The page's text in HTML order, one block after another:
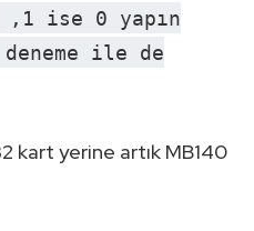
ise 0 yapın
ile de
kart yerine artık MB140